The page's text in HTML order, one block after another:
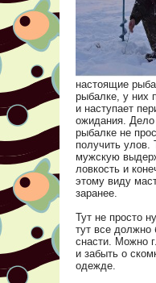
настоящие
рыбалке, у них
и наступает
ожидания. Дело
рыбалке не
получить улов.
мужскую
ловкость и
этому виду
заранее.
Тут не просто
тут все
снасти. Можно
и забыть о
одежде.